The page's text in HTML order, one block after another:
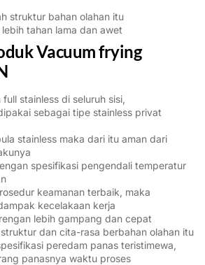
struktur bahan olahan itu
tahan lama dan awet
Vacuum frying
stainless di seluruh sisi,
sebagai tipe stainless privat
stainless maka dari itu aman dari
spesifikasi pengendali temperatur
keamanan terbaik, maka
kecelakaan kerja
lebih gampang dan cepat
dan cita-rasa berbahan olahan itu
peredam panas teristimewa,
panasnya waktu proses